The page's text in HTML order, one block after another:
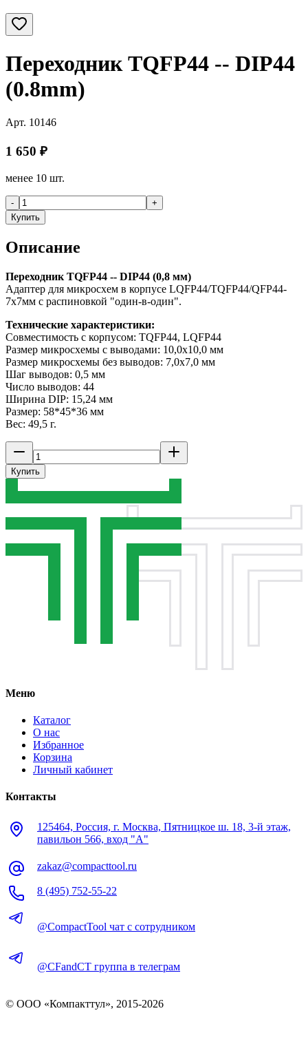
Переходник TQFP44 -- DIP44
(0.8mm)
Арт. 10146
1 650 ₽
менее 10 шт.
-
+
Купить
Описание
Переходник TQFP44 -- DIP44 (0,8 мм)
Адаптер для микросхем в корпусе LQFP44/TQFP44/QFP44-
7x7мм с распиновкой "один-в-один".
Технические характеристики:
Совместимость с корпусом: TQFP44, LQFP44
Размер микросхемы с выводами: 10,0x10,0 мм
Размер микросхемы без выводов: 7,0x7,0 мм
Шаг выводов: 0,5 мм
Число выводов: 44
Ширина DIP: 15,24 мм
Размер: 58*45*36 мм
Вес: 49,5 г.
Купить
Меню
Каталог
О нас
Избранное
Корзина
Личный кабинет
Контакты
125464, Россия, г. Москва, Пятницкое ш. 18, 3-й этаж,
павильон 566, вход "А"
zakaz@compacttool.ru
8 (495) 752-55-22
@CompactTool чат с сотрудником
@CFandCT группа в телеграм
© OOO «Компакттул», 2015-2026